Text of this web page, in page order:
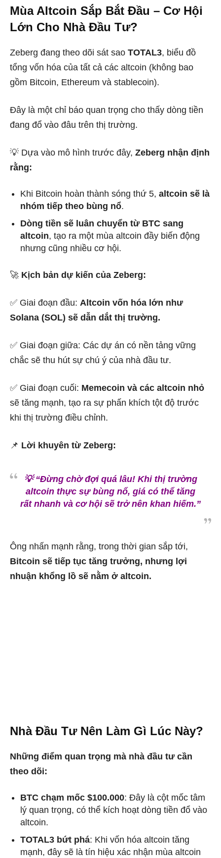
Mùa Altcoin Sắp Bắt Đầu – Cơ Hội
Lớn Cho Nhà Đầu Tư?
Zeberg đang theo dõi sát sao TOTAL3, biểu đồ
tổng vốn hóa của tất cả các altcoin (không bao
gồm Bitcoin, Ethereum và stablecoin).
Đây là một chỉ báo quan trọng cho thấy dòng tiền
đang đổ vào đâu trên thị trường.
💡 Dựa vào mô hình trước đây, Zeberg nhận định
rằng:
Khi Bitcoin hoàn thành sóng thứ 5, altcoin sẽ là
nhóm tiếp theo bùng nổ.
Dòng tiền sẽ luân chuyển từ BTC sang
altcoin, tạo ra một mùa altcoin đầy biến động
nhưng cũng nhiều cơ hội.
🚀 Kịch bản dự kiến của Zeberg:
✅ Giai đoạn đầu: Altcoin vốn hóa lớn như
Solana (SOL) sẽ dẫn dắt thị trường.
✅ Giai đoạn giữa: Các dự án có nền tảng vững
chắc sẽ thu hút sự chú ý của nhà đầu tư.
✅ Giai đoạn cuối: Memecoin và các altcoin nhỏ
sẽ tăng mạnh, tạo ra sự phấn khích tột độ trước
khi thị trường điều chỉnh.
📌 Lời khuyên từ Zeberg:
💡 “Đừng chờ đợi quá lâu! Khi thị trường
altcoin thực sự bùng nổ, giá có thể tăng
rất nhanh và cơ hội sẽ trở nên khan hiếm.”
Ông nhấn mạnh rằng, trong thời gian sắp tới,
Bitcoin sẽ tiếp tục tăng trưởng, nhưng lợi
nhuận khổng lồ sẽ nằm ở altcoin.
Nhà Đầu Tư Nên Làm Gì Lúc Này?
Những điểm quan trọng mà nhà đầu tư cần
theo dõi:
BTC chạm mốc $100.000: Đây là cột mốc tâm
lý quan trọng, có thể kích hoạt dòng tiền đổ vào
altcoin.
TOTAL3 bứt phá: Khi vốn hóa altcoin tăng
mạnh, đây sẽ là tín hiệu xác nhận mùa altcoin